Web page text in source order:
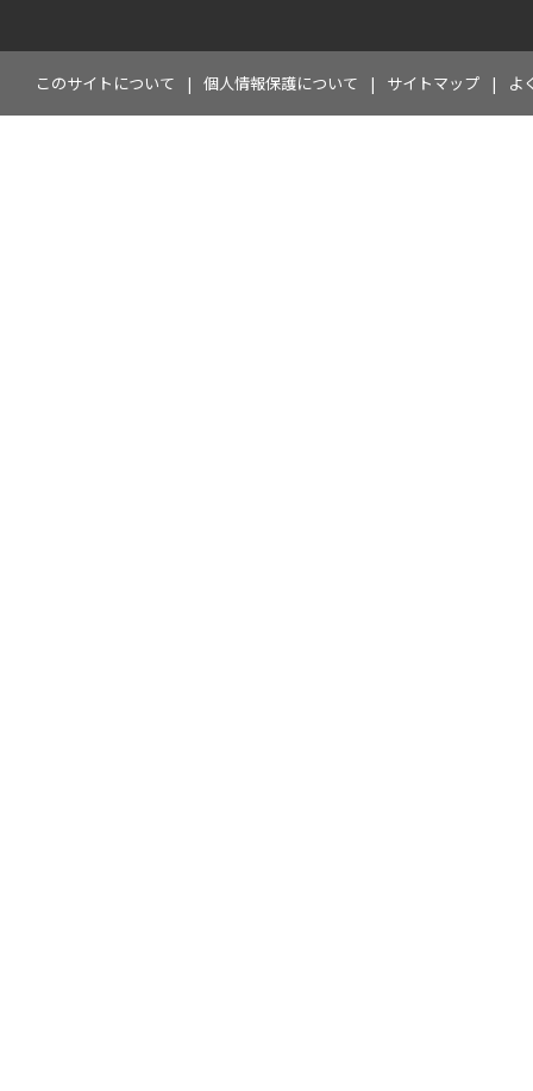
このサイトについて 個人情報保護について サイトマップ よ